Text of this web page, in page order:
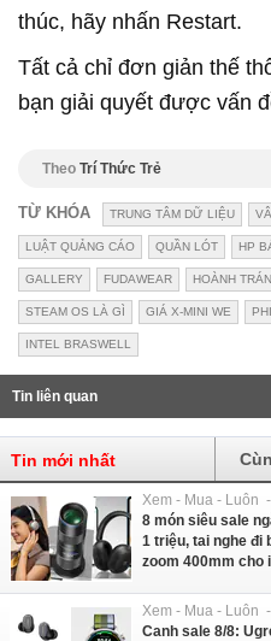
thúc, hãy nhấn Restart.
Tất cả chỉ đơn giản thế
bạn giải quyết được vấn
Theo Trí Thức Trẻ
TỪ KHÓA TRUNG TÂM DỮ LIỆU
LUẬT QUẢNG CÁO QUẦN LÓT HP
GALLERY FUDAWEAR HOÀNH
STEAM OS LÀ GÌ GIÁ X-MINI WE
INTEL BRASWELL
Tin liên quan
Tin mới nhất
Xem - Mua - Luôn
8 món siêu sale
1 triệu, tai nghe đi
zoom 400mm cho
Xem - Mua - Luôn
Canh sale 8/8: